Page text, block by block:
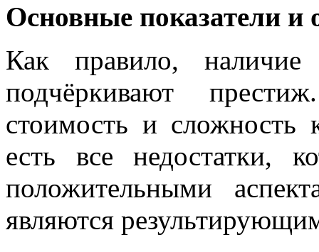
Основные показатели и
Как правило,
подчёркивают
стоимость и сложность
есть все недостатки,
положительными
являются